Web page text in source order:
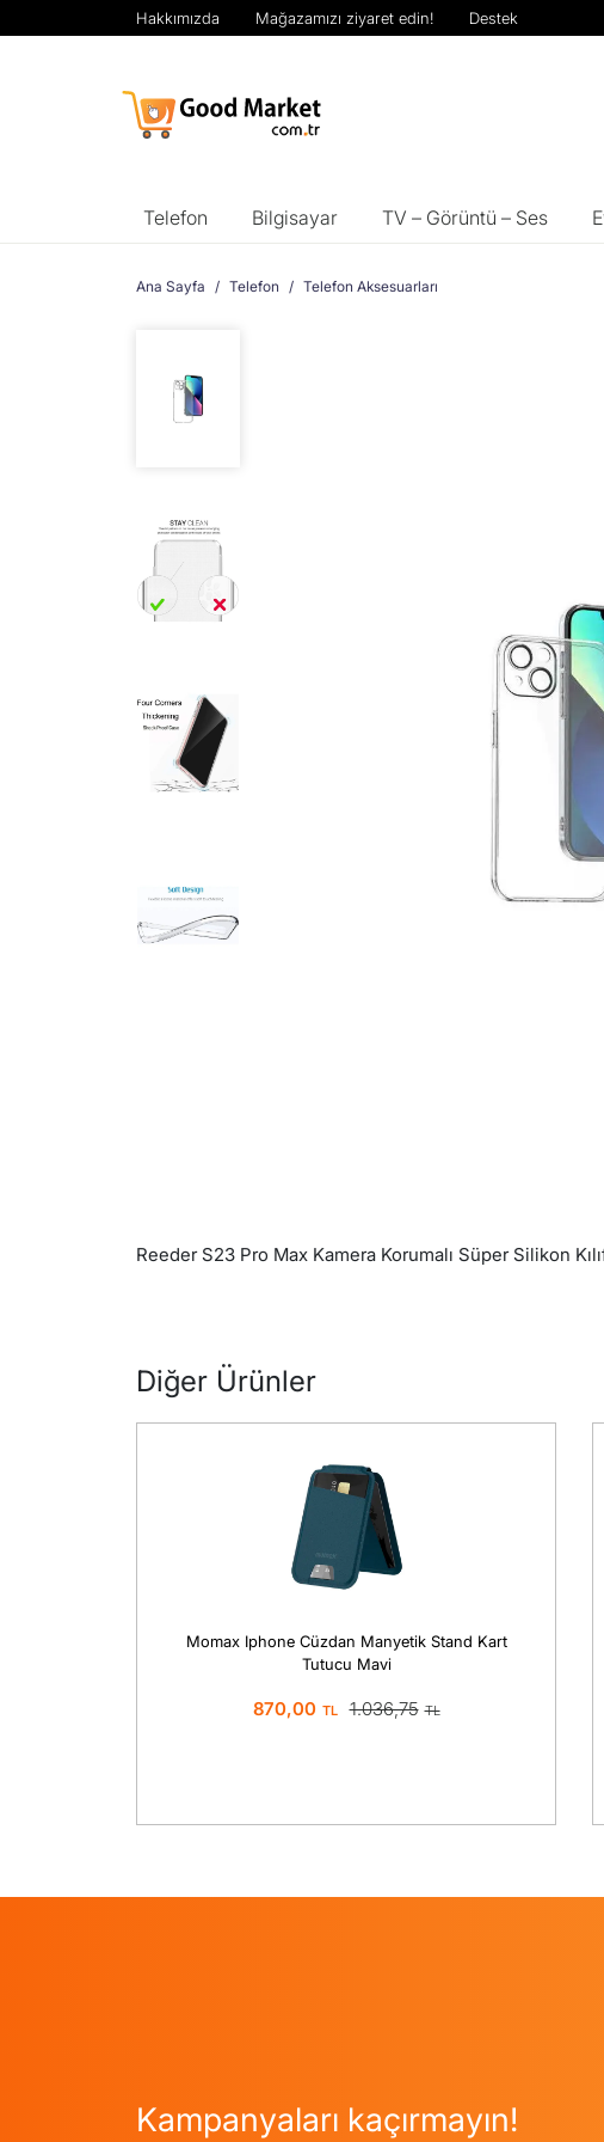
Hakkımızda Mağazamızı ziyaret edin! Destek
Telefon Bilgisayar TV – Görüntü – Ses
Ana Sayfa Telefon Telefon Aksesuarları
Reeder S23 Pro Max Kamera Korumalı Süper Silikon
Diğer Ürünler
Momax Iphone Cüzdan Manyetik Stand Kart
Tutucu Mavi
870,00 1.036,75
Kampanyaları kaçırmayın!